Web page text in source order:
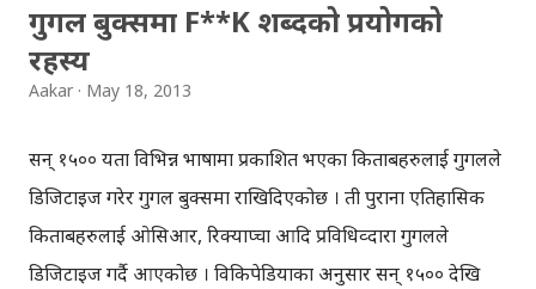
गुगल बुक्समा F**K शब्दको प्रयोगको
रहस्य
Aakar May 18, 2013
सन् १५०० यता विभिन्न भाषामा प्रकाशित भएका किताबहरुलाई गुगलले
डिजिटाइज गरेर गुगल बुक्समा राखिदिएकोछ । ती पुराना एतिहासिक
किताबहरुलाई ओसिआर, रिक्याप्चा आदि प्रविधिव्दारा गुगलले
डिजिटाइज गर्दै आएकोछ । विकिपेडियाका अनुसार सन् १५०० देखि